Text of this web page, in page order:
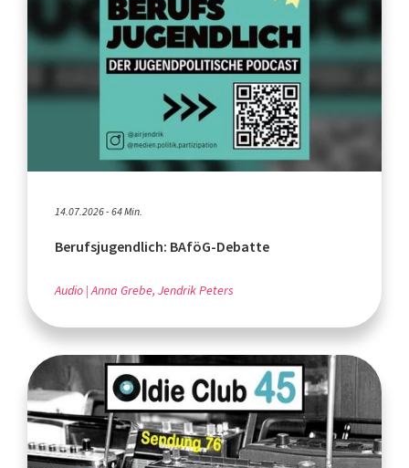
14.07.2026 - 64 Min.
Berufsjugendlich: BAföG-Debatte
Audio Anna Grebe, Jendrik Peters